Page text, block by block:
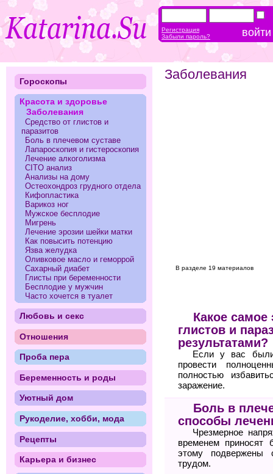
Заболевания
В разделе 19 материалов
Какое
глистов и
результатами?
Если у вас были
провести
полностью
заражение.
Боль в
способы
Чрезмерное
временем
этому подвержены
трудом.
Гороскопы
Красота и здоровье
Заболевания
Средство от глистов и
паразитов
Боль в плечевом суставе
Лапароскопия и гистероскопия
Лечение алкоголизма
CITO анализ
Анализы на дому
Остеохондроз грудного отдела
Кифопластика
Варикоз ног
Мужское бесплодие
Мигрень
Лечение эрозии шейки матки
Как повысить потенцию
Язва желудка
Оливковое масло и геморрой
Сахарный диабет
Глисты при беременности
Бесплодие у мужчин
Часто хочется в туалет
Любовь и секс
Отношения
Проба пера
Беременность и роды
Уютный дом
Рукоделие, хобби, мода
Рецепты
Карьера и бизнес
Регистрация
Забыли пароль?